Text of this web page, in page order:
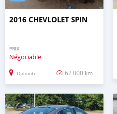
2016 CHEVLOLET SPIN
PRIX
Négociable
Djibouti 62 000 km